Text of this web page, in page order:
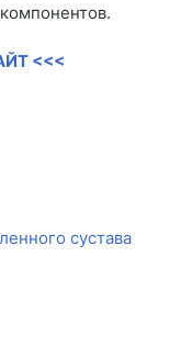
<<<
сустава